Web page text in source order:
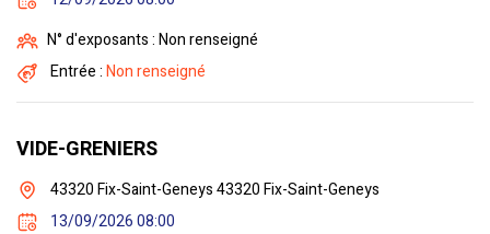
N° d'exposants : Non renseigné
Entrée :Non renseigné
VIDE-GRENIERS
43320 Fix-Saint-Geneys 43320 Fix-Saint-Geneys
13/09/2026 08:00